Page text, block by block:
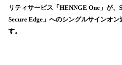
を
込
リティサービス「HENNGE One」が
Secure Edge」へのシングルサインオ
す。